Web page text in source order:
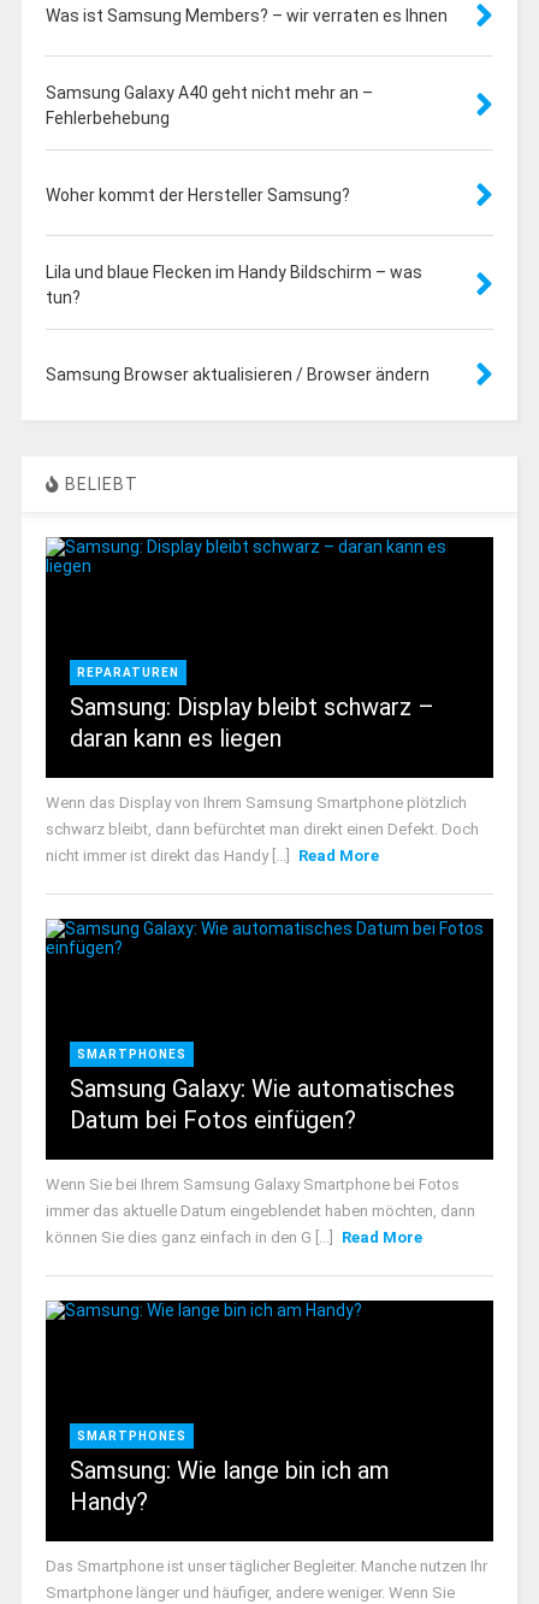
Was ist Samsung Members? – wir verraten es Ihnen
Samsung Galaxy A40 geht nicht mehr an –
Fehlerbehebung
Woher kommt der Hersteller Samsung?
Lila und blaue Flecken im Handy Bildschirm – was
tun?
Samsung Browser aktualisieren / Browser ändern
BELIEBT
REPARATUREN
Samsung: Display bleibt schwarz –
daran kann es liegen
Wenn das Display von Ihrem Samsung Smartphone plötzlich
schwarz bleibt, dann befürchtet man direkt einen Defekt. Doch
nicht immer ist direkt das Handy [...]
Read More
SMARTPHONES
Samsung Galaxy: Wie automatisches
Datum bei Fotos einfügen?
Wenn Sie bei Ihrem Samsung Galaxy Smartphone bei Fotos
immer das aktuelle Datum eingeblendet haben möchten, dann
können Sie dies ganz einfach in den G [...]
Read More
SMARTPHONES
Samsung: Wie lange bin ich am
Handy?
Das Smartphone ist unser täglicher Begleiter. Manche nutzen Ihr
Smartphone länger und häufiger, andere weniger. Wenn Sie